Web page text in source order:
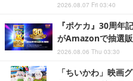
2026.08.07 Fri 03:40
『ポケカ』30周年
がAmazonで抽選
2026.08.06 Thu 03:30
「ちいかわ」映画